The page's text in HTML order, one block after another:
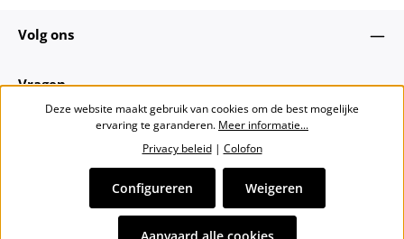
Volg ons
Vragen
Alle prijzen incl. btw plusverzendkosten
Deze website maakt gebruik van cookies om de best mogelijke
ervaring te garanderen. Meer informatie...
Privacy beleid| Colofon
Weigeren
Configureren